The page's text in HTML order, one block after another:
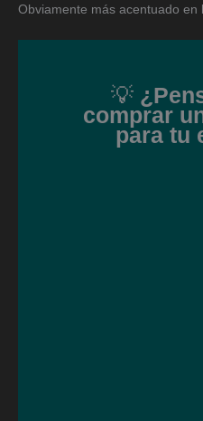
Obviamente más acentuado en
💡
comprar
para tu